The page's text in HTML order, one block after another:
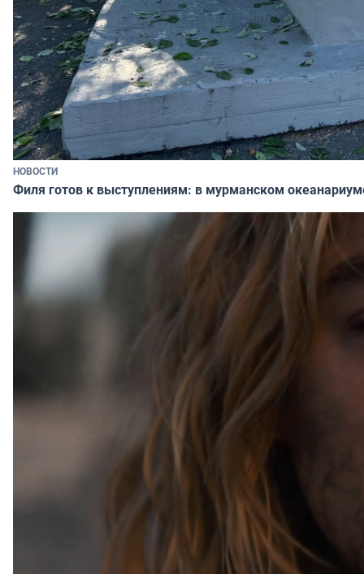
НОВОСТИ
Филя готов к выступлениям: в мурманском